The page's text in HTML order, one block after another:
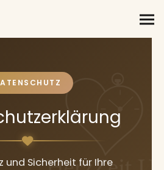
und Sicherheit für Ihre